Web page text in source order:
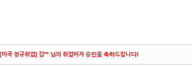
[미국 정규취업] 김** 님의 취업비자 승인을 축하드립니다!